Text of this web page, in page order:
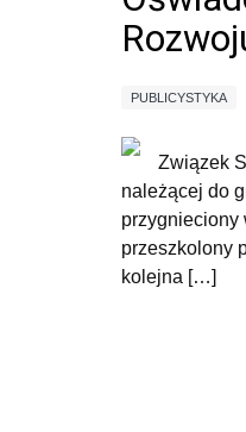
PUBLICYSTYKA
Związek
należącej do
przygnieciony
przeszkolony
kolejna […]